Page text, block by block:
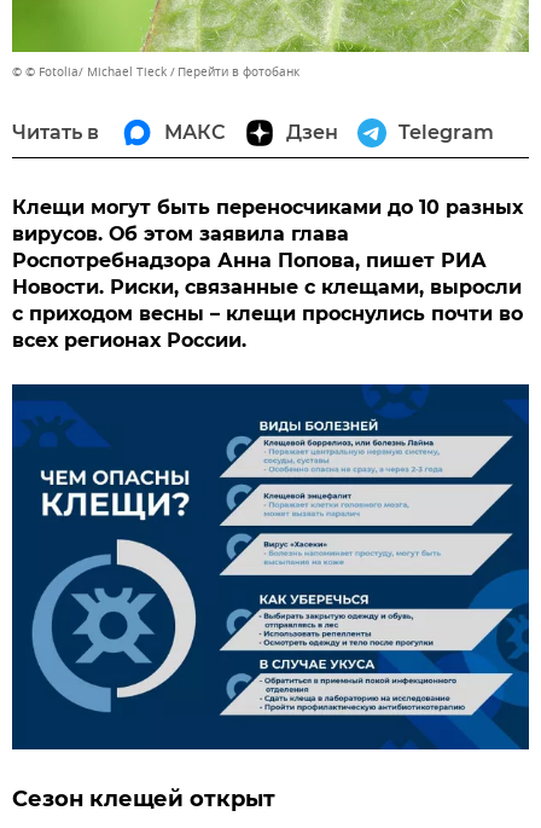
© © Fotolia/ Michael Tieck Перейти в фотобанк
Читать в МАКС Дзен Telegram
Клещи могут быть переносчиками до 10 разных
вирусов. Об этом заявила глава
Роспотребнадзора Анна Попова, пишет РИА
Новости. Риски, связанные с клещами, выросли
с приходом весны – клещи проснулись почти во
всех регионах России.
Сезон клещей открыт